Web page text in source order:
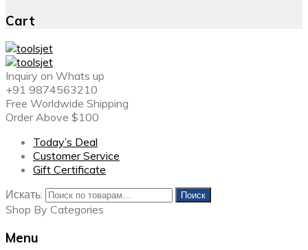
Cart
Inquiry on Whats up
+91 9874563210
Free Worldwide Shipping
Order Above $100
Today’s Deal
Customer Service
Gift Certificate
Искать:
Поиск
Shop By Categories
Menu